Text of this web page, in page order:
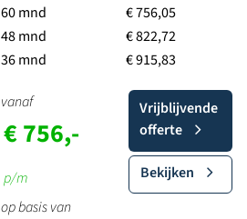
60 mnd
48 mnd
36 mnd
€ 756,05
€ 822,72
€ 915,83
vanaf
€ 756,-
p/m
op basis van
Vrijblijvende
offerte
Bekijken